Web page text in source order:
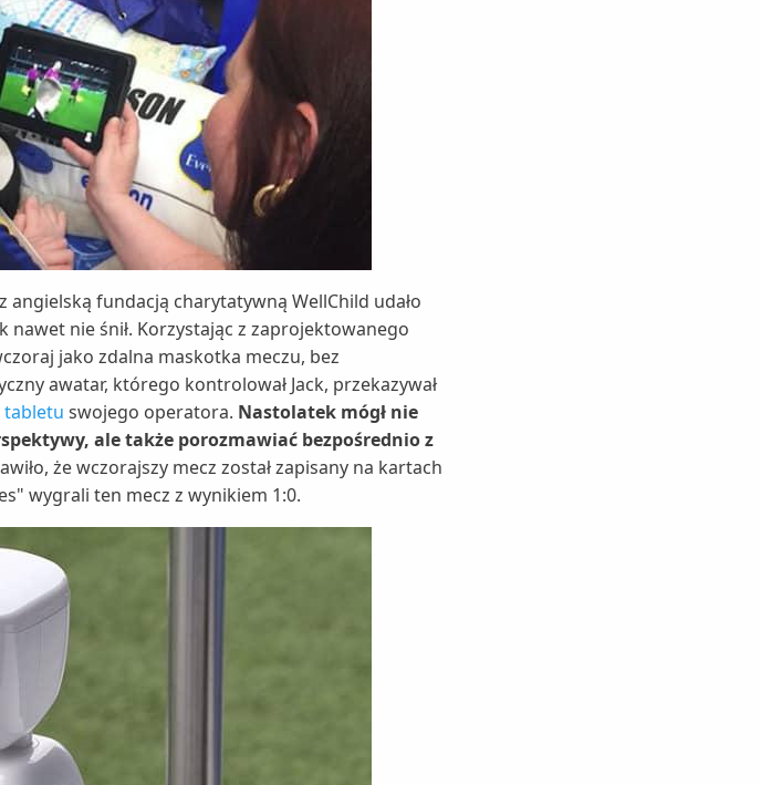
fundacją charytatywną WellChild udało
nie śnił. Korzystając z zaprojektowanego
jako zdalna maskotka meczu, bez
awatar, którego kontrolował Jack, przekazywał
tabletu swojego operatora. Nastolatek mógł nie
ale także porozmawiać bezpośrednio z
że wczorajszy mecz został zapisany na kartach
wygrali ten mecz z wynikiem 1:0.